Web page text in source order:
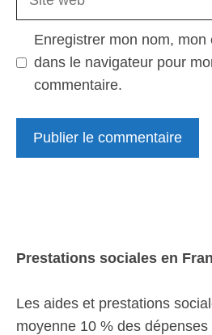
Enregistrer mon nom,
dans le navigateur pour
commentaire.
Prestations sociales en
Les aides et prestations
moyenne 10 % des